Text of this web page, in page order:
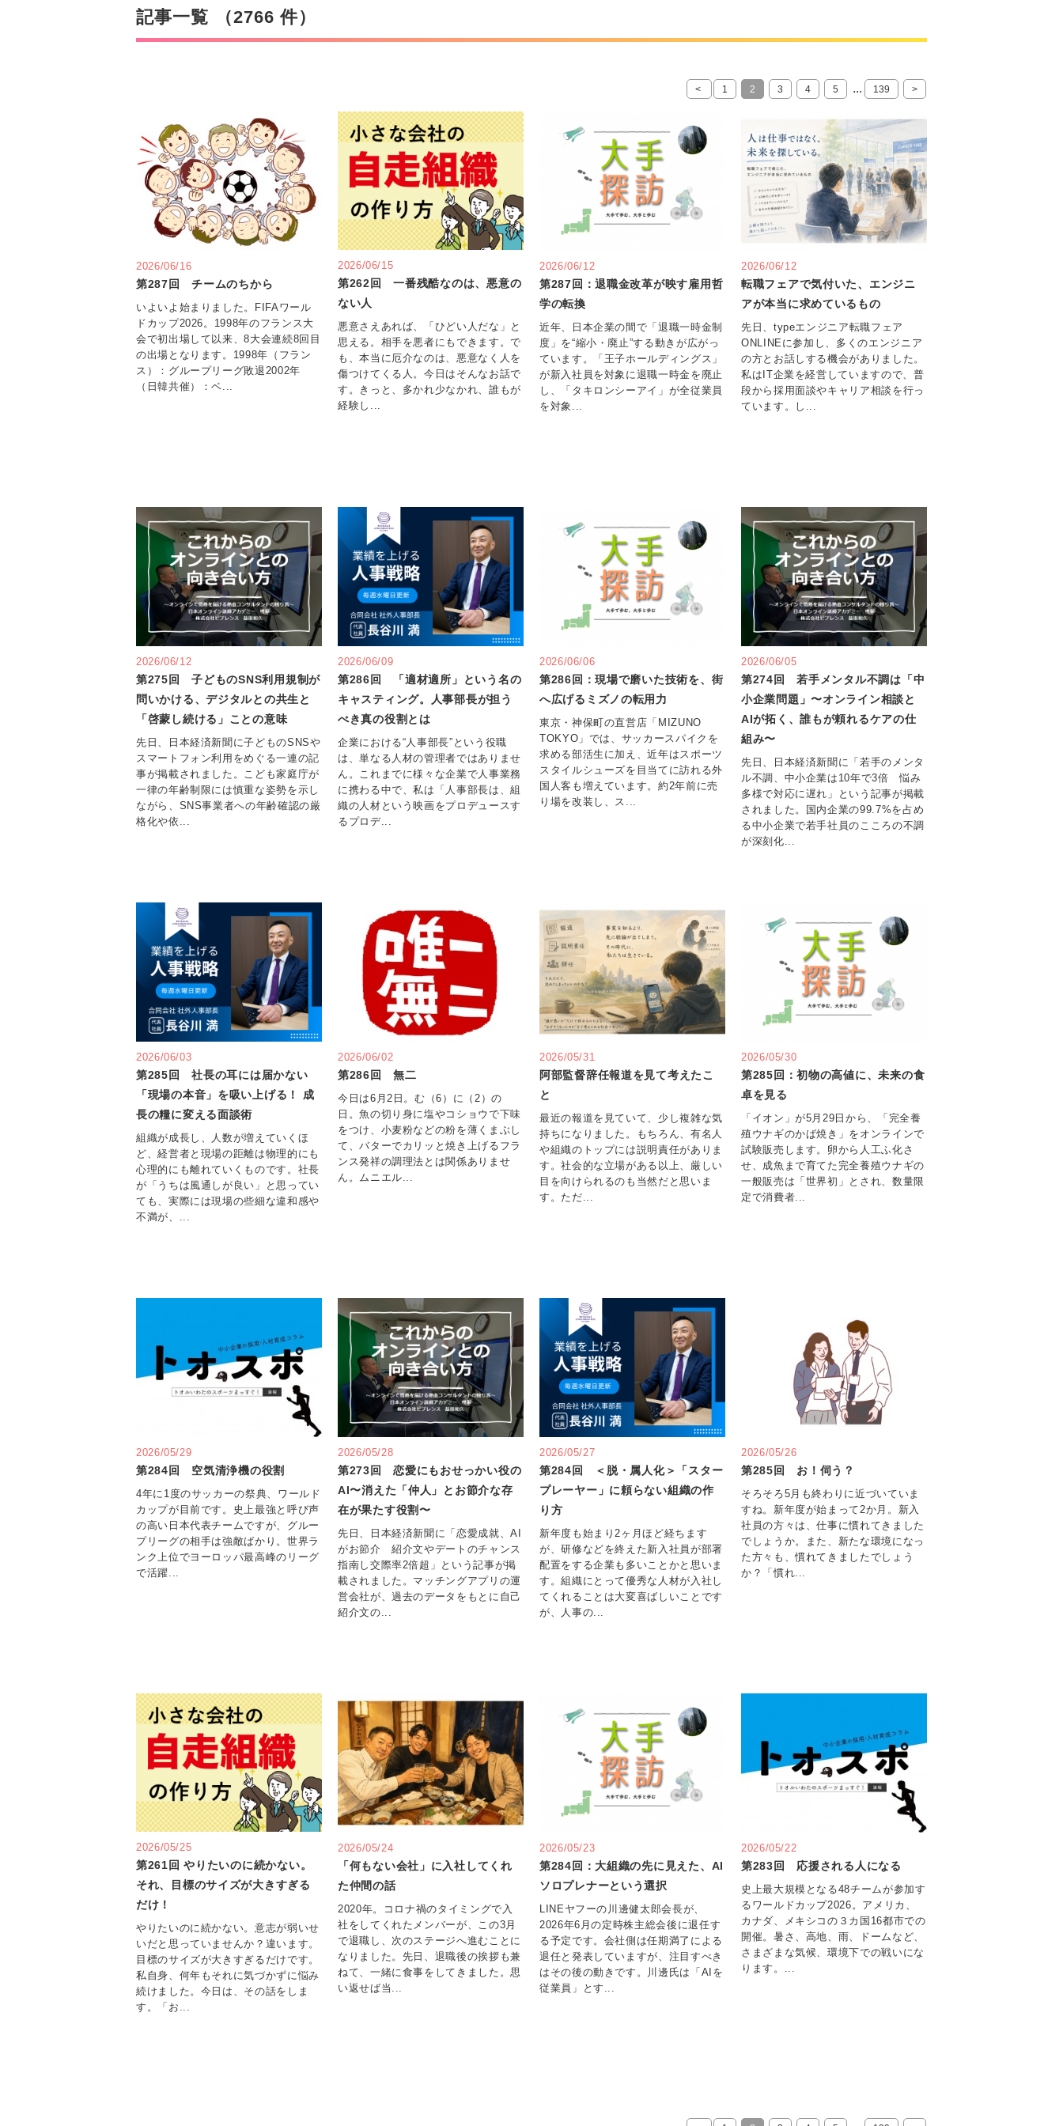
記事一覧 （2766 件）
< 1 2 3 4 5 ... 139 >
2026/06/16
第287回 チームのちから
いよいよ始まりました。FIFAワール
ドカップ2026。1998年のフランス大
会で初出場して以来、8大会連続8回目
の出場となります。1998年（フラン
ス）：グループリーグ敗退2002年
（日韓共催）：ベ...
2026/06/15
第262回 一番残酷なのは、悪意の
ない人
悪意さえあれば、「ひどい人だな」と
思える。相手を悪者にもできます。で
も、本当に厄介なのは、悪意なく人を
傷つけてくる人。今日はそんなお話で
す。きっと、多かれ少なかれ、誰もが
経験し...
2026/06/12
第287回：退職金改革が映す雇用哲
学の転換
近年、日本企業の間で「退職一時金制
度」を“縮小・廃止”する動きが広がっ
ています。「王子ホールディングス」
が新入社員を対象に退職一時金を廃止
し、「タキロンシーアイ」が全従業員
を対象...
2026/06/12
転職フェアで気付いた、エンジニ
アが本当に求めているもの
先日、typeエンジニア転職フェア
ONLINEに参加し、多くのエンジニア
の方とお話しする機会がありました。
私はIT企業を経営していますので、普
段から採用面談やキャリア相談を行っ
ています。し...
2026/06/12
第275回 子どものSNS利用規制が
問いかける、デジタルとの共生と
「啓蒙し続ける」ことの意味
先日、日本経済新聞に子どものSNSや
スマートフォン利用をめぐる一連の記
事が掲載されました。こども家庭庁が
一律の年齢制限には慎重な姿勢を示し
ながら、SNS事業者への年齢確認の厳
格化や依...
2026/06/09
第286回 「適材適所」という名の
キャスティング。人事部長が担う
べき真の役割とは
企業における“人事部長”という役職
は、単なる人材の管理者ではありませ
ん。これまでに様々な企業で人事業務
に携わる中で、私は「人事部長は、組
織の人材という映画をプロデュースす
るプロデ...
2026/06/06
第286回：現場で磨いた技術を、街
へ広げるミズノの転用力
東京・神保町の直営店「MIZUNO
TOKYO」では、サッカースパイクを
求める部活生に加え、近年はスポーツ
スタイルシューズを目当てに訪れる外
国人客も増えています。約2年前に売
り場を改装し、ス...
2026/06/05
第274回 若手メンタル不調は「中
小企業問題」〜オンライン相談と
AIが拓く、誰もが頼れるケアの仕
組み〜
先日、日本経済新聞に「若手のメンタ
ル不調、中小企業は10年で3倍 悩み
多様で対応に遅れ」という記事が掲載
されました。国内企業の99.7%を占め
る中小企業で若手社員のこころの不調
が深刻化...
2026/06/03
第285回 社長の耳には届かない
「現場の本音」を吸い上げる！ 成
長の糧に変える面談術
組織が成長し、人数が増えていくほ
ど、経営者と現場の距離は物理的にも
心理的にも離れていくものです。社長
が「うちは風通しが良い」と思ってい
ても、実際には現場の些細な違和感や
不満が、...
2026/06/02
第286回 無二
今日は6月2日。む（6）に（2）の
日。魚の切り身に塩やコショウで下味
をつけ、小麦粉などの粉を薄くまぶし
て、バターでカリッと焼き上げるフラ
ンス発祥の調理法とは関係ありませ
ん。ムニエル...
2026/05/31
阿部監督辞任報道を見て考えたこ
と
最近の報道を見ていて、少し複雑な気
持ちになりました。もちろん、有名人
や組織のトップには説明責任がありま
す。社会的な立場がある以上、厳しい
目を向けられるのも当然だと思いま
す。ただ...
2026/05/30
第285回：初物の高値に、未来の食
卓を見る
「イオン」が5月29日から、「完全養
殖ウナギのかば焼き」をオンラインで
試験販売します。卵から人工ふ化さ
せ、成魚まで育てた完全養殖ウナギの
一般販売は「世界初」とされ、数量限
定で消費者...
2026/05/29
第284回 空気清浄機の役割
4年に1度のサッカーの祭典、ワールド
カップが目前です。史上最強と呼び声
の高い日本代表チームですが、グルー
プリーグの相手は強敵ばかり。世界ラ
ンク上位でヨーロッパ最高峰のリーグ
で活躍...
2026/05/28
第273回 恋愛にもおせっかい役の
AI〜消えた「仲人」とお節介な存
在が果たす役割〜
先日、日本経済新聞に「恋愛成就、AI
がお節介 紹介文やデートのチャンス
指南し交際率2倍超」という記事が掲
載されました。マッチングアプリの運
営会社が、過去のデータをもとに自己
紹介文の...
2026/05/27
第284回 ＜脱・属人化＞「スター
プレーヤー」に頼らない組織の作
り方
新年度も始まり2ヶ月ほど経ちます
が、研修などを終えた新入社員が部署
配置をする企業も多いことかと思いま
す。組織にとって優秀な人材が入社し
てくれることは大変喜ばしいことです
が、人事の...
2026/05/26
第285回 お！伺う？
そろそろ5月も終わりに近づいていま
すね。新年度が始まって2か月。新入
社員の方々は、仕事に慣れてきました
でしょうか。また、新たな環境になっ
た方々も、慣れてきましたでしょう
か？「慣れ...
2026/05/25
第261回 やりたいのに続かない。
それ、目標のサイズが大きすぎる
だけ！
やりたいのに続かない。意志が弱いせ
いだと思っていませんか？違います。
目標のサイズが大きすぎるだけです。
私自身、何年もそれに気づかずに悩み
続けました。今日は、その話をしま
す。「お...
2026/05/24
「何もない会社」に入社してくれ
た仲間の話
2020年。コロナ禍のタイミングで入
社をしてくれたメンバーが、この3月
で退職し、次のステージへ進むことに
なりました。先日、退職後の挨拶も兼
ねて、一緒に食事をしてきました。思
い返せば当...
2026/05/23
第284回：大組織の先に見えた、AI
ソロプレナーという選択
LINEヤフーの川邊健太郎会長が、
2026年6月の定時株主総会後に退任す
る予定です。会社側は任期満了による
退任と発表していますが、注目すべき
はその後の動きです。川邊氏は「AIを
従業員」とす...
2026/05/22
第283回 応援される人になる
史上最大規模となる48チームが参加す
るワールドカップ2026。アメリカ、
カナダ、メキシコの３カ国16都市での
開催。暑さ、高地、雨、ドームなど、
さまざまな気候、環境下での戦いにな
ります。...